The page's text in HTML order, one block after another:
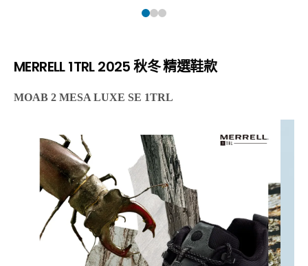
MERRELL 1TRL 2025 秋冬 精選鞋款
MOAB 2 MESA LUXE SE 1TRL